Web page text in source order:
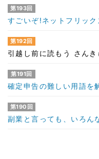
第193回
すごいぞ!ネットフリック
第192回
引越し前に読もう さんき
第191回
確定申告の難しい用語を
第190回
副業と言っても、いろん